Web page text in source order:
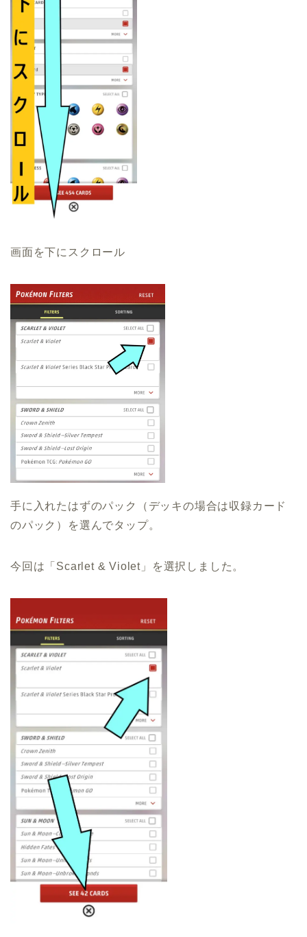
画面を下にスクロール
手に入れたはずのパック（デッキの場合は収録カード
のパック）を選んでタップ。
今回は「Scarlet & Violet」を選択しました。